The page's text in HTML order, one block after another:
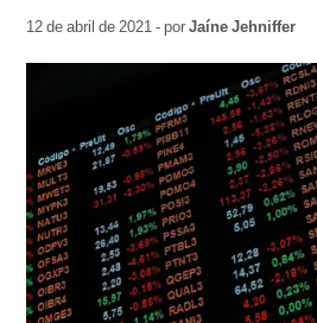
12 de abril de 2021 - porJaíne Jehniffer